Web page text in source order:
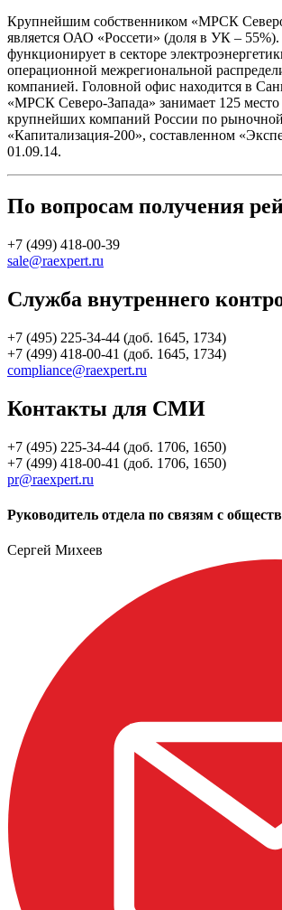
Крупнейшим собственником «МРСК
является ОАО «Россети» (доля в УК –
функционирует в секторе
операционной межрегиональной
компанией. Головной офис находится в
«МРСК Северо-Запада» занимает 125 место
крупнейших компаний России по
«Капитализация-200», составленном
01.09.14.
По вопросам получения
+7 (499) 418-00-39
sale@raexpert.ru
Служба внутреннего
+7 (495) 225-34-44 (доб. 1645, 1734)
+7 (499) 418-00-41 (доб. 1645, 1734)
compliance@raexpert.ru
Контакты для СМИ
+7 (495) 225-34-44 (доб. 1706, 1650)
+7 (499) 418-00-41 (доб. 1706, 1650)
pr@raexpert.ru
Руководитель отдела по связям с
Сергей Михеев